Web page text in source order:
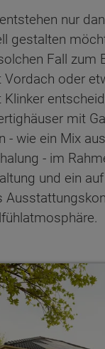
nur
gestalten
Fall zum
oder
mit
- wie ein Mix
- im
und ein